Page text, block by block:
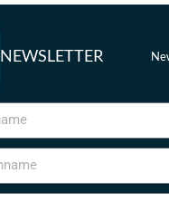
NEWSLETTER